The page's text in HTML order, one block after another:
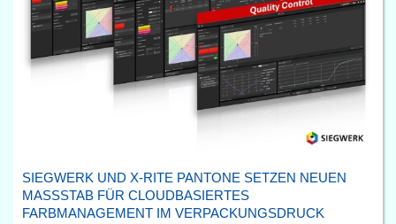
SIEGWERK UND X-RITE PANTONE SETZEN NEUEN
MASSSTAB FÜR CLOUDBASIERTES F
ARBMANAGEMENT IM VERPACKUNGSDRUCK